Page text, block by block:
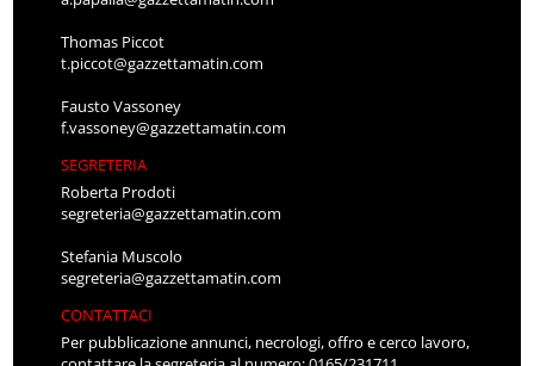
Thomas Piccot
t.piccot@gazzettamatin.com
Fausto Vassoney
f.vassoney@gazzettamatin.com
SEGRETERIA
Roberta Prodoti
segreteria@gazzettamatin.com
Stefania Muscolo
segreteria@gazzettamatin.com
CONTATTACI
Per pubblicazione annunci, necrologi, offro e cerco lavoro,